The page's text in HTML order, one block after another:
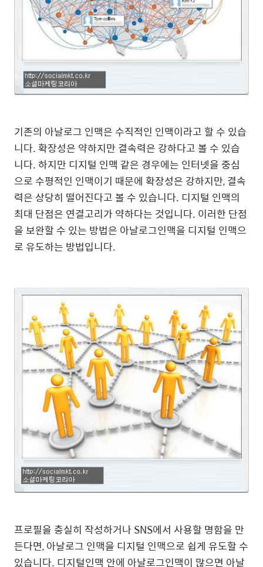
기존의 아날로그 인맥은 수직적인 인맥이라고 할 수 있습
니다. 확장성은 약하지만 결속력은 강하다고 볼 수 있습
니다. 하지만 디지털 인맥 같은 경우에는 인터넷을 중심
으로 수평적인 인맥이기 때문에 확장성은 강하지만, 결속
력은 상당히 떨어진다고 볼 수 있습니다. 디지털 인맥의
최대 단점은 연결고리가 약하다는 것입니다. 이러한 단점
을 보완할 수 있는 방법은 아날로그인맥을 디지털 인맥으
로 유도하는 방법입니다.
프로필을 충실히 작성하거나 SNS에서 사용할 명함을 만
든다면, 아날로그 인맥을 디지털 인맥으로 쉽게 유도할 수
있습니다. 디지털인맥 안에 아날로그인맥이 많으면 아날